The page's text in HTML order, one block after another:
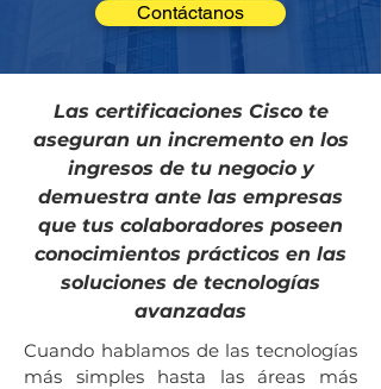
Contáctanos
Las certificaciones Cisco te
aseguran un incremento en los
ingresos de tu negocio y
demuestra ante las empresas
que tus colaboradores poseen
conocimientos prácticos en las
soluciones de tecnologías
avanzadas
Cuando hablamos de las tecnologías
más simples hasta las áreas más